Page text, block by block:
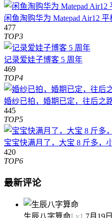
闲鱼淘购华为 Matepad Air12
477
TOP3
记录爱娃子博客 5 周年
469
TOP4
婚纱已拍，婚期已定，往后之
445
TOP5
宝宝快满月了，大宝 8 斤多，
420
TOP6
最新评论
生辰八字算命Lv1 7月19日